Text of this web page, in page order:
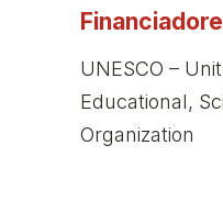
UNESCO –
Educational,
Organization